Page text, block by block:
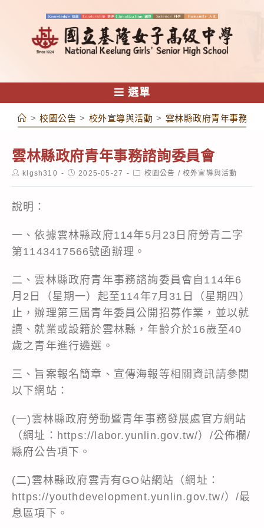
容
選單
> 校園公告 > 校外宣導與活動 > 雲林縣政府青年事務諮
雲林縣政府青年事務諮詢委員會
Postklgsh310
Post2025-05-27
Post校園公告 / 校外宣導與活動
說明：
一、依據雲林縣政府114年5月23日府勞青二字
第1143417566號函辦理。
二、雲林縣政府青年事務諮詢委員會自114年6
月2日（星期一）起至114年7月31日（星期四）
止，辦理第三屆青年委員公開招募作業，並以就
讀、就業或設籍於雲林縣，年齡介於16歲至40
歲之青年進行遴選。
三、旨案報名簡章、宣傳海報等相關資訊請參閱
以下網站：
(一)雲林縣政府勞動暨青年事務發展處官方網站
（網址： https://labor.yunlin.gov.tw/）/公佈欄/
縣府公告項下。
(二)雲林縣政府雲青有GO站網站（網址：
https://youthdevelopment.yunlin.gov.tw/）/最
息區項下。